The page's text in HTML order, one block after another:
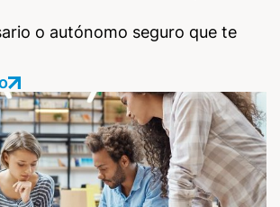
o autónomo seguro que te